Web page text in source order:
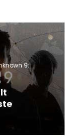
9: